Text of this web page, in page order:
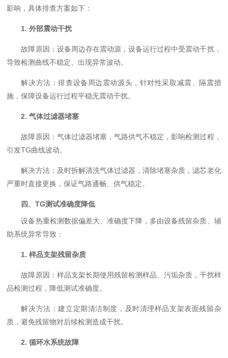
影响，具体排查方案如下：
1. 外部震动干扰
故障原因：设备周边存在震动源，设备运行过程中受震动干扰，
导致检测曲线不稳定、出现异常波动。
解决方法：排查设备周边震动源头，针对性采取减震、隔震措
施，保障设备运行过程平稳无震动干扰。
2. 气体过滤器堵塞
故障原因：气体过滤器堵塞，气路供气不稳定，影响检测过程，
引发TG曲线波动。
解决方法：及时拆解清洗气体过滤器，清除堵塞杂质，滤芯老化
严重时直接更换，保证气路通畅、供气稳定。
四、TG测试准确度降低
设备热重检测数据偏差大、准确度下降，多由设备残留杂质、辅
助系统异常导致：
1. 样品支架残留杂质
故障原因：样品支架长期使用残留检测样品、污垢杂质，干扰样
品检测过程，降低测试准确度。
解决方法：建立定期清洁制度，及时清理样品支架表面残留杂
质，避免残留物对后续检测造成干扰。
2. 循环水系统故障